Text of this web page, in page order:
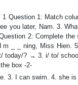
Question 1: Match
you later, Nam. 3.
2: Complete
_ _ ning, Miss Hien.
? → 3. i/ to/
box -2-
3. I can swim. 4. she is